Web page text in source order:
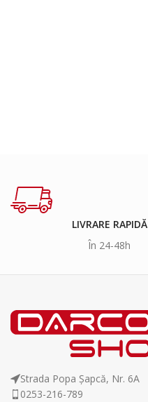
LIVRARE RAPIDĂ
În 24-48h
Strada Popa Șapcă, Nr. 6A
0253-216-789